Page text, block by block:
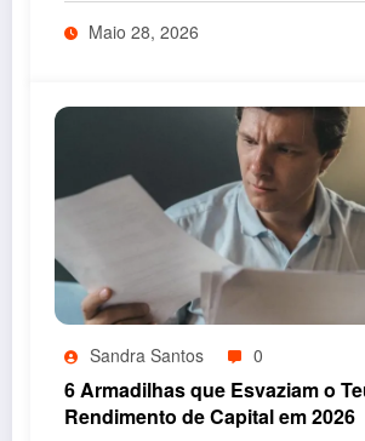
Maio 28, 2026
Sandra Santos 0
6 Armadilhas que Esvaziam o
Rendimento de Capital em 2026